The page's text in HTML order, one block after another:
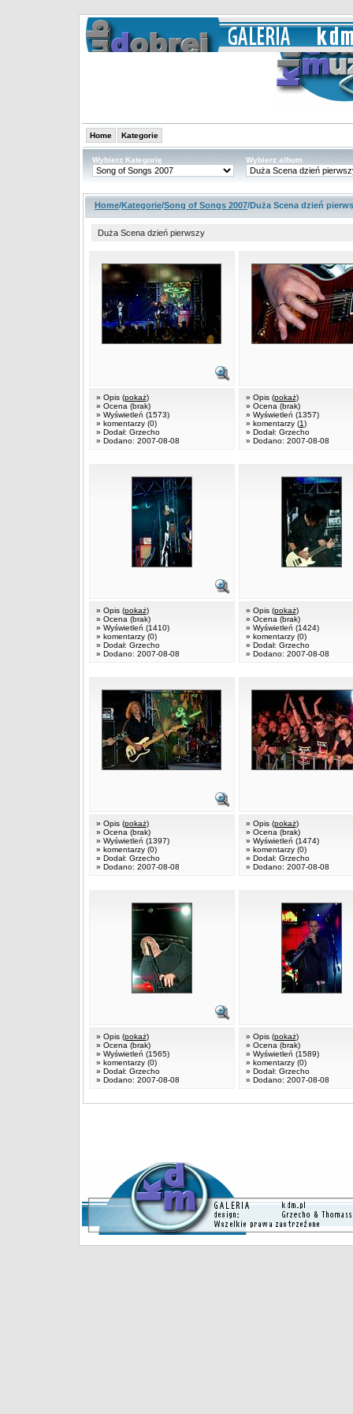
Home Kategorie
Wybierz Kategorię Wybierz album
Home/Kategorie/Song of Songs 2007/Duża Scena dzień
Duża Scena dzień pierwszy
» Opis (pokaż)
» Ocena (brak)
» Wyświetleń (1573)
» komentarzy (0)
» Dodał: Grzecho
» Dodano: 2007-08-08
» Opis (pokaż)
» Ocena (brak)
» Wyświetleń (1357)
» komentarzy (1)
» Dodał: Grzecho
» Dodano: 2007-08-08
» Opis (pokaż)
» Ocena (brak)
» Wyświetleń (1410)
» komentarzy (0)
» Dodał: Grzecho
» Dodano: 2007-08-08
» Opis (pokaż)
» Ocena (brak)
» Wyświetleń (1424)
» komentarzy (0)
» Dodał: Grzecho
» Dodano: 2007-08-08
» Opis (pokaż)
» Ocena (brak)
» Wyświetleń (1397)
» komentarzy (0)
» Dodał: Grzecho
» Dodano: 2007-08-08
» Opis (pokaż)
» Ocena (brak)
» Wyświetleń (1474)
» komentarzy (0)
» Dodał: Grzecho
» Dodano: 2007-08-08
» Opis (pokaż)
» Ocena (brak)
» Wyświetleń (1565)
» komentarzy (0)
» Dodał: Grzecho
» Dodano: 2007-08-08
» Opis (pokaż)
» Ocena (brak)
» Wyświetleń (1589)
» komentarzy (0)
» Dodał: Grzecho
» Dodano: 2007-08-08